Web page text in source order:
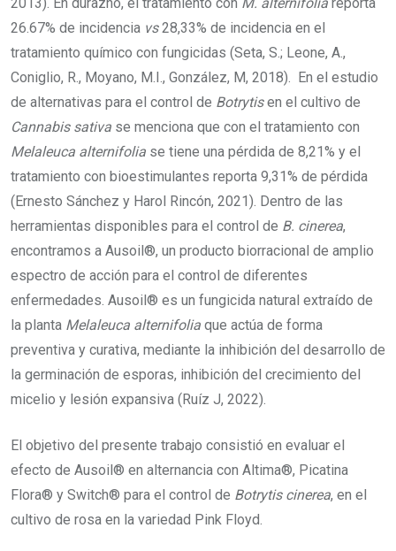
26.67% de incidencia vs28,33% de incidencia en el
tratamiento químico con fungicidas (Seta, S.; Leone, A.,
Coniglio, R., Moyano, M.I., González, M, 2018). En el estudio
de alternativas para el control de Botrytis en el cultivo de
Cannabis sativa se menciona que con el tratamiento con
Melaleuca alternifolia se tiene una pérdida de 8,21% y el
tratamiento con bioestimulantes reporta 9,31% de pérdida
(Ernesto Sánchez y Harol Rincón, 2021). Dentro de las
herramientas disponibles para el control de B. cinerea,
encontramos a Ausoil®, un producto biorracional de amplio
espectro de acción para el control de diferentes
enfermedades. Ausoil® es un fungicida natural extraído de
la planta Melaleuca alternifolia que actúa de forma
preventiva y curativa, mediante la inhibición del desarrollo de
la germinación de esporas, inhibición del crecimiento del
micelio y lesión expansiva (Ruíz J, 2022).
El objetivo del presente trabajo consistió en evaluar el
efecto de Ausoil® en alternancia con Altima®, Picatina
Flora® y Switch® para el control de Botrytis cinerea, en el
cultivo de rosa en la variedad Pink Floyd.